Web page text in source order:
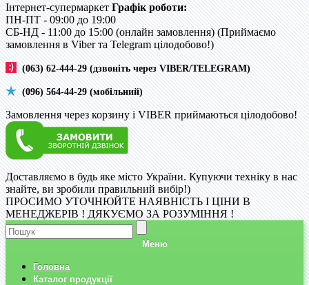
Інтернет-супермаркет Графік роботи:
ПН-ПТ - 09:00 до 19:00
CБ-НД - 11:00 до 15:00 (онлайн замовлення) (Приймаємо
замовлення в Viber та Telegram цілодобово!)
(063) 62-444-29 (дзвоніть через VIBER/TELEGRAM)
(096) 564-44-29 (мобільний)
Замовлення через корзину і VIBER приймаються цілодобово!
Доставляємо в будь яке місто України. Купуючи техніку в нас
знайте, ви зробили правильний вибір!)
ПРОСИМО УТОЧНЮЙТЕ НАЯВНІСТЬ І ЦІНИ В
МЕНЕДЖЕРІВ ! ДЯКУЄМО ЗА РОЗУМІННЯ !
Меню
Головна
Каталог продукції